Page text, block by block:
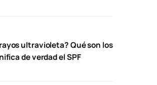
ultravioleta? Qué son los
de verdad el SPF